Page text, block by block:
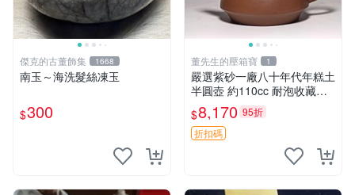
傑克的古董飾集 1668
南玉～海洗髮絲凍玉
$300
董先生的壓箱寶 1
嚴選紫砂一廠八十年代年糕土
半圓壺 約110cc 耐泡收藏佳
品 實用小器 年糕土 半圓壺
紅泥
$8,170 95折
折扣碼